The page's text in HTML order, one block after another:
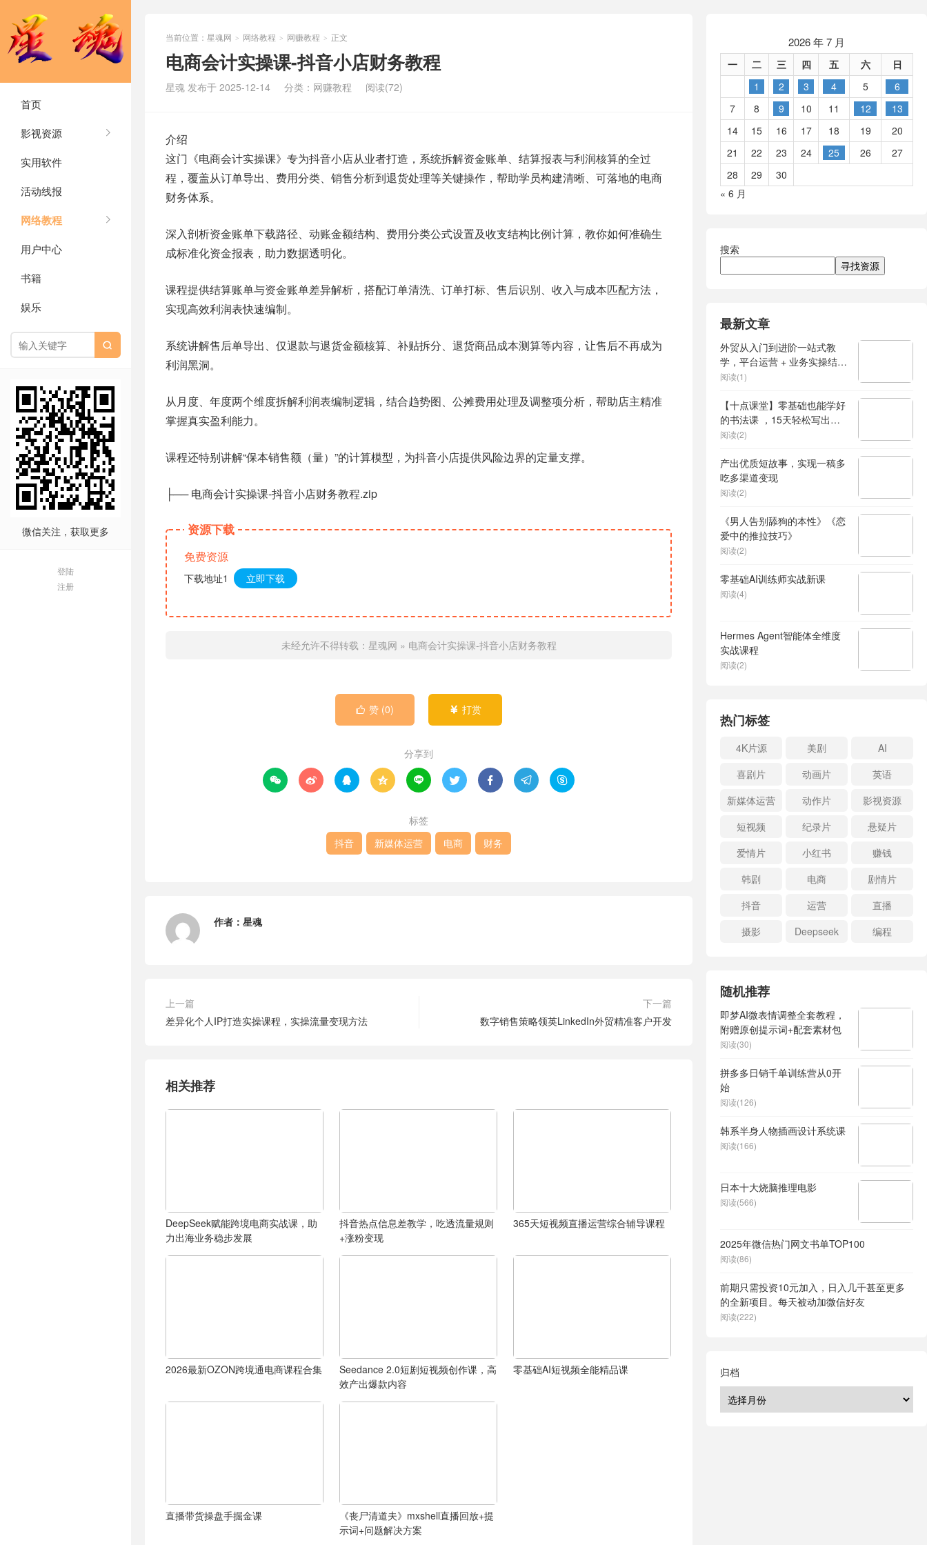
首页
影视资源
实用软件
活动线报
网络教程
用户中心
书籍
娱乐

微信关注，获取更多
登陆
注册
当前位置： 星魂网 > 网络教程 > 网赚教程 > 正文
电商会计实操课-抖音小店财务教程
星魂 发布于 2025-12-14 分类： 网赚教程 阅读(72)
介绍
这门《电商会计实操课》专为抖音小店从业者打造，系统拆解资金账单、结算报表与利润核算的全过
程，覆盖从订单导出、费用分类、销售分析到退货处理等关键操作，帮助学员构建清晰、可落地的电商
财务体系。
深入剖析资金账单下载路径、动账金额结构、费用分类公式设置及收支结构比例计算，教你如何准确生
成标准化资金报表，助力数据透明化。
课程提供结算账单与资金账单差异解析，搭配订单清洗、订单打标、售后识别、收入与成本匹配方法，
实现高效利润表快速编制。
系统讲解售后单导出、仅退款与退货金额核算、补贴拆分、退货商品成本测算等内容，让售后不再成为
利润黑洞。
从月度、年度两个维度拆解利润表编制逻辑，结合趋势图、公摊费用处理及调整项分析，帮助店主精准
掌握真实盈利能力。
课程还特别讲解“保本销售额（量）”的计算模型，为抖音小店提供风险边界的定量支撑。
├── 电商会计实操课-抖音小店财务教程.zip
资源下载
免费资源
下载地址1 立即下载
未经允许不得转载： 星魂网 » 电商会计实操课-抖音小店财务教程
 赞 (0)  打赏
分享到
        
标签
抖音
新媒体运营 电商 财务
作者： 星魂
上一篇
差异化个人IP打造实操课程，实操流量变现方法
下一篇
数字销售策略领英LinkedIn外贸精准客户开发
相关推荐
DeepSeek赋能跨境电商实战课，助
力出海业务稳步发展
抖音热点信息差教学，吃透流量规则
+涨粉变现
365天短视频直播运营综合辅导课程
2026最新OZON跨境通电商课程合集
Seedance 2.0短剧短视频创作课，高
效产出爆款内容
零基础AI短视频全能精品课
直播带货操盘手掘金课
《丧尸清道夫》mxshell直播回放+提
示词+问题解决方案
2026 年 7 月
一 二 三 四 五 六
日
1
2 3 4 5
6
7
8 9 10 11 12
13
14
15 16 17 18 19
20
21
22 23 24 25 26
27
28
29
30
« 6 月
搜索
寻找资源
最新文章
外贸从入门到进阶一站式教
学，平台运营 + 业务实操结
合，实现业绩稳步增长
阅读(1)
【十点课堂】零基础也能学好
的书法课 ，15天轻松写出漂
亮人生
阅读(2)
产出优质短故事，实现一稿多
吃多渠道变现
阅读(2)
《男人告别舔狗的本性》《恋
爱中的推拉技巧》
阅读(2)
零基础AI训练师实战新课
阅读(4)
Hermes Agent智能体全维度
实战课程
阅读(2)
热门标签
4K片源 美剧
AI
喜剧片
动画片
英语
新媒体运营
动作片
影视资源
短视频
纪录片
悬疑片
爱情片
小红书
赚钱
韩剧
电商
剧情片
抖音
运营
直播
摄影
Deepseek 编程
随机推荐
即梦AI微表情调整全套教程，
附赠原创提示词+配套素材包
阅读(30)
拼多多日销千单训练营从0开
始
阅读(126)
韩系半身人物插画设计系统课
阅读(166)
日本十大烧脑推理电影
阅读(566)
2025年微信热门网文书单TOP100
阅读(86)
前期只需投资10元加入，日入几千甚至更多
的全新项目。每天被动加微信好友
阅读(222)
归档